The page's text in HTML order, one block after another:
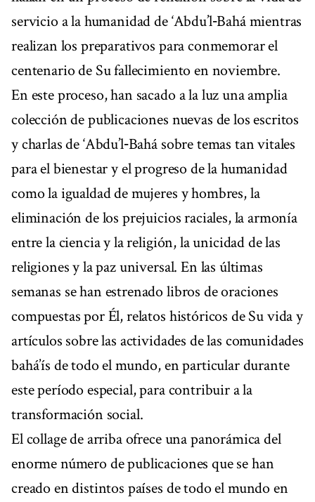
servicio a la humanidad de ‘Abdu’l‑Bahá mientras
realizan los preparativos para conmemorar el
centenario de Su fallecimiento en noviembre.
En este proceso, han sacado a la luz una amplia
colección de publicaciones nuevas de los escritos
y charlas de ‘Abdu’l‑Bahá sobre temas tan vitales
para el bienestar y el progreso de la humanidad
como la igualdad de mujeres y hombres, la
eliminación de los prejuicios raciales, la armonía
entre la ciencia y la religión, la unicidad de las
religiones y la paz universal. En las últimas
semanas se han estrenado libros de oraciones
compuestas por Él, relatos históricos de Su vida y
artículos sobre las actividades de las comunidades
bahá’ís de todo el mundo, en particular durante
este período especial, para contribuir a la
transformación social.
El collage de arriba ofrece una panorámica del
enorme número de publicaciones que se han
creado en distintos países de todo el mundo en